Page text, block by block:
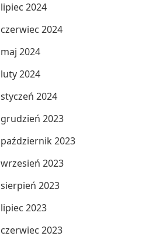
lipiec 2024
czerwiec 2024
maj 2024
luty 2024
styczeń 2024
grudzień 2023
październik 2023
wrzesień 2023
sierpień 2023
lipiec 2023
czerwiec 2023